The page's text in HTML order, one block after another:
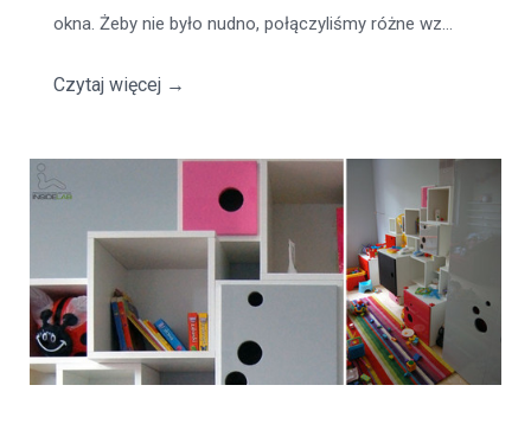
okna. Żeby nie było nudno, połączyliśmy różne wz...
Czytaj więcej →